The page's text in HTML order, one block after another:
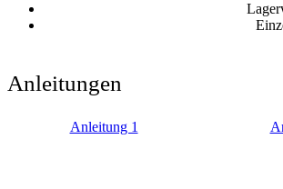
Anleitungen
Anleitung 1